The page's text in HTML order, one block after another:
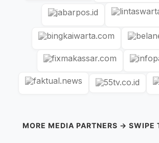
MORE MEDIA PARTNERS → SWIPE